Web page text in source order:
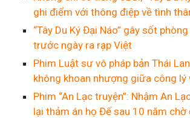
ghi điểm với thông điệp về tình
“Tây Du Ký Đại Náo” gây sốt
trước ngày ra rạp Việt
Phim Luật sư vô pháp bản Thái
không khoan nhượng giữa công lý
Phim “An Lạc truyện”: Nhậm An
lại thảm án họ Đế sau 10 năm chờ